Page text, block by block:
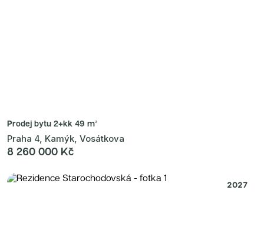
Prodej bytu 2+kk 49 m²
Praha 4, Kamýk, Vosátkova
8 260 000 Kč
2027